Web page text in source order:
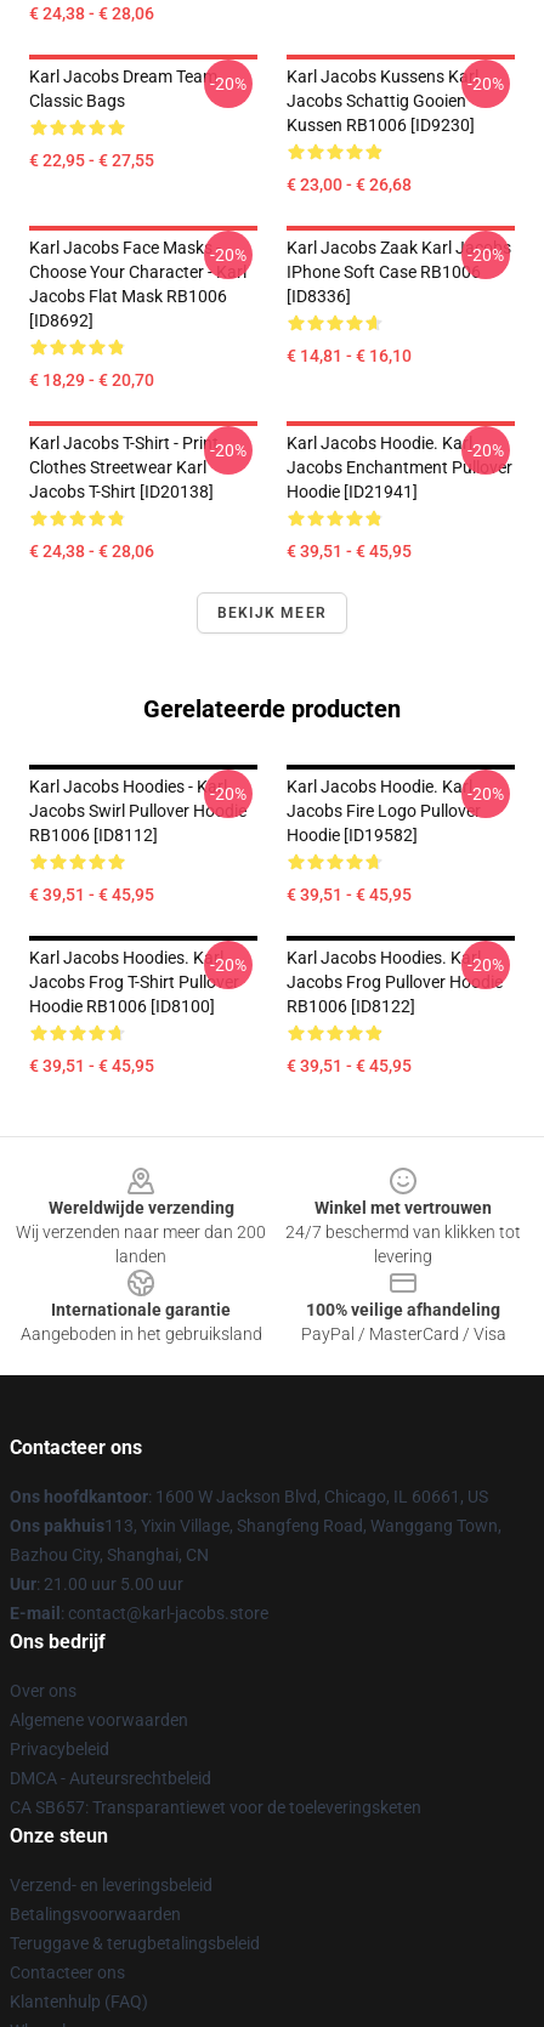
€ 24,38 - € 28,06
Karl Jacobs Dream Team
Classic Bags
€ 22,95 - € 27,55
-20%
Karl Jacobs Kussens Karl
Jacobs Schattig Gooien
Kussen RB1006 [ID9230]
€ 23,00 - € 26,68
-20%
Karl Jacobs Face Masks -
Choose Your Character - Karl
Jacobs Flat Mask RB1006
[ID8692]
€ 18,29 - € 20,70
-20%
Karl Jacobs Zaak Karl Jacobs
IPhone Soft Case RB1006
[ID8336]
€ 14,81 - € 16,10
-20%
Karl Jacobs T-Shirt - Print
Clothes Streetwear Karl
Jacobs T-Shirt [ID20138]
€ 24,38 - € 28,06
-20%
Karl Jacobs Hoodie. Karl
Jacobs Enchantment Pullover
Hoodie [ID21941]
€ 39,51 - € 45,95
-20%
BEKIJK MEER
Gerelateerde producten
Karl Jacobs Hoodies - Karl
Jacobs Swirl Pullover Hoodie
RB1006 [ID8112]
€ 39,51 - € 45,95
-20%
Karl Jacobs Hoodie. Karl
Jacobs Fire Logo Pullover
Hoodie [ID19582]
€ 39,51 - € 45,95
-20%
Karl Jacobs Hoodies. Karl
Jacobs Frog T-Shirt Pullover
Hoodie RB1006 [ID8100]
€ 39,51 - € 45,95
-20%
Karl Jacobs Hoodies. Karl
Jacobs Frog Pullover Hoodie
RB1006 [ID8122]
€ 39,51 - € 45,95
-20%
Wereldwijde verzending
Wij verzenden naar meer dan 200
landen
Winkel met vertrouwen
24/7 beschermd van klikken tot
levering
Internationale garantie
Aangeboden in het gebruiksland
100% veilige afhandeling
PayPal / MasterCard / Visa
Contacteer ons
Ons hoofdkantoor: 1600 W Jackson Blvd, Chicago, IL 60661, US
Ons pakhuis113, Yixin Village, Shangfeng Road, Wanggang Town,
Bazhou City, Shanghai, CN
Uur: 21.00 uur 5.00 uur
E-mail : contact@karl-jacobs.store
Ons bedrijf
Over ons
Algemene voorwaarden
Privacybeleid
DMCA - Auteursrechtbeleid
CA SB657: Transparantiewet voor de toeleveringsketen
Onze steun
Verzend- en leveringsbeleid
Betalingsvoorwaarden
Teruggave & terugbetalingsbeleid
Contacteer ons
Klantenhulp (FAQ)